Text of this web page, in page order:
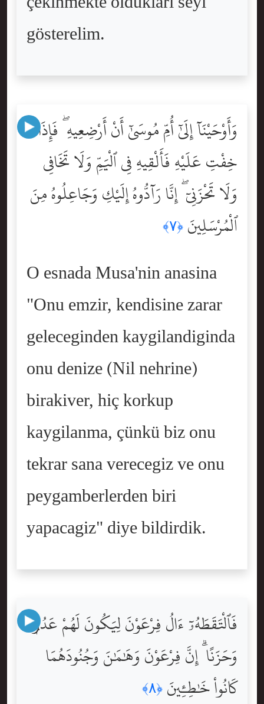
gösterelim.
وَأَوْحَيْنَآ إِلَىٰٓ أُمِّ مُوسَىٰٓ أَنْ أَرْضِعِيهِ ۖ فَإِذَا
خِفْتِ عَلَيْهِ فَأَلْقِيهِ فِى ٱلْيَمِّ وَلَا تَخَافِى
وَلَا تَحْزَنِىٓ ۖ إِنَّا رَآدُّوهُ إِلَيْكِ وَجَاعِلُوهُ مِنَ
ٱلْمُرْسَلِينَ ﴿٧﴾
O esnada Musa'nin anasina
"Onu emzir, kendisine zarar
geleceginden kaygilandiginda
onu denize (Nil nehrine)
birakiver, hiç korkup
kaygilanma, çünkü biz onu
tekrar sana verecegiz ve onu
peygamberlerden biri
yapacagiz" diye bildirdik.
فَٱلْتَقَطَهُۥٓ ءَالُ فِرْعَوْنَ لِيَكُونَ لَهُمْ عَدُوًّۭا
وَحَزَنًا ۗ إِنَّ فِرْعَوْنَ وَهَٰمَٰنَ وَجُنُودَهُمَا
كَانُواْ خَٰطِـِٔينَ ﴿٨﴾